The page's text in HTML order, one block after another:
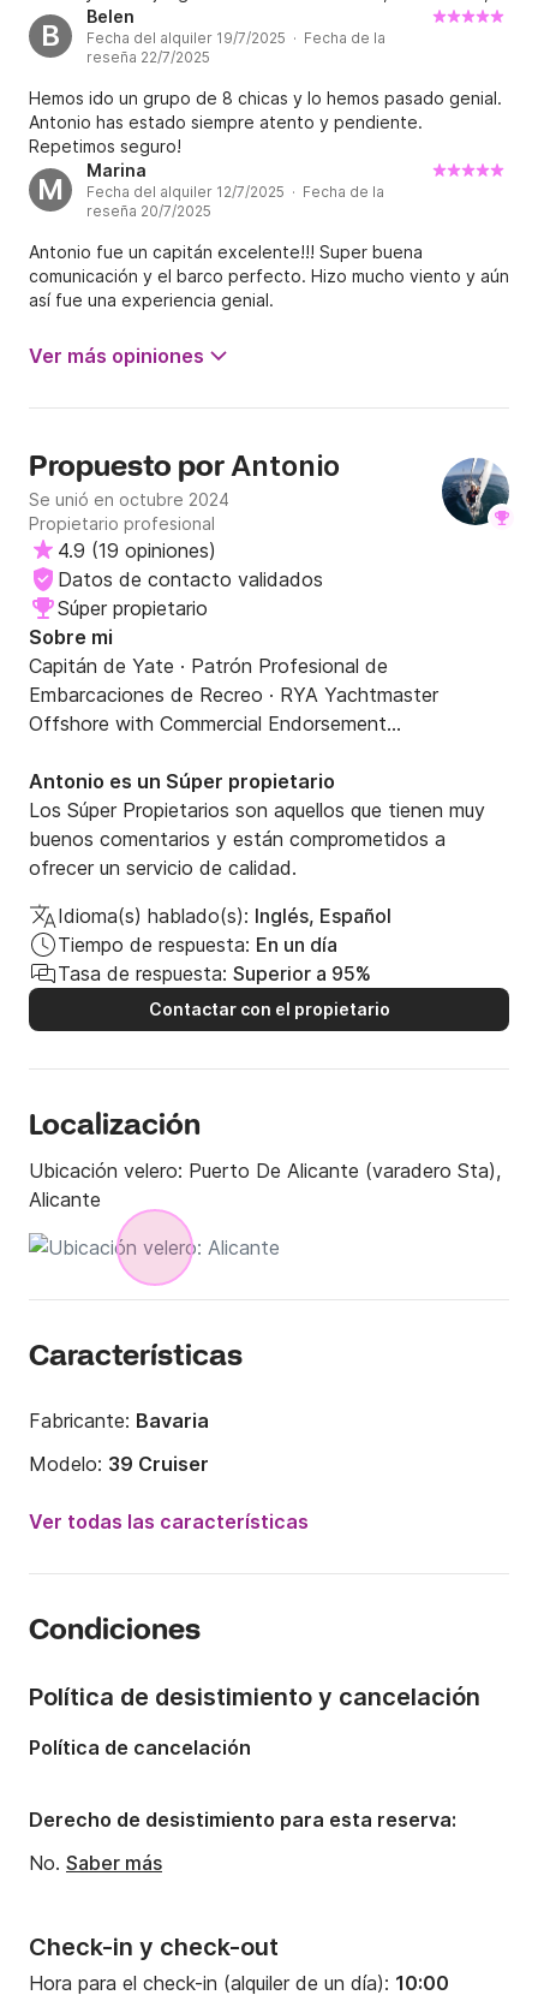
gafas. Una cosa a tener en cuenta, si te mareas con el
movimiento. Cuando el velero está parado, sigue
moviéndose Para nosotros fue una experiencia única,
eramos 7 adultos y 4 niños, entre ellos 2 bebes de 2 y 3
años.
B
Belen
Fecha del alquiler 19/7/2025 · Fecha de la
reseña 22/7/2025
Hemos ido un grupo de 8 chicas y lo hemos pasado genial.
Antonio has estado siempre atento y pendiente.
Repetimos seguro!
M
Marina
Fecha del alquiler 12/7/2025 · Fecha de la
reseña 20/7/2025
Antonio fue un capitán excelente!!! Super buena
comunicación y el barco perfecto. Hizo mucho viento y aún
así fue una experiencia genial.
Ver más opiniones
Propuesto porAntonio
Se unió en octubre 2024
Propietario profesional
4.9 (19 opiniones)
Datos de contacto validados
Súper propietario
Sobre mi
Capitán de Yate · Patrón Profesional de
Embarcaciones de Recreo · RYA Yachtmaster
Offshore with Commercial Endorsement
Apasionado del mar, la navegación y los deportes
náuticos. Llevo muchos años vinculado al mundo
náutico, tanto navegando como armador de
distintos veleros.
esta pasión con más personas: enseñar, guiar y
ayudar a descubrir todo lo que ofrece este mundo
fascinante de la vela y la vida en el mar.
Antonio es un Súper propietario
Los Súper Propietarios son aquellos que tienen muy
buenos comentarios y están comprometidos a
ofrecer un servicio de calidad.
Idioma(s) hablado(s): Inglés, Español
Tiempo de respuesta: En un día
Tasa de respuesta: Superior a 95%
Contactar con el propietario
Localización
Ubicación velero: Puerto De Alicante (varadero Sta),
Alicante
Características
Fabricante: Bavaria
Modelo: 39 Cruiser
2007 (Reacondicionado en 2024)
Número de camas:
Calado: 1.85m
Potencia del motor:
Ver todas las características
Condiciones
Check-in y check-out
Hora para el check-in (alquiler de un día): 10:00
Política de desistimiento y cancelación
Política de cancelación
Derecho de desistimiento para esta reserva:
No. Saber más